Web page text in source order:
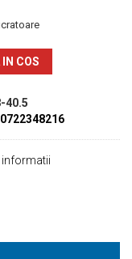
COS
40.5
0722348216
informatii